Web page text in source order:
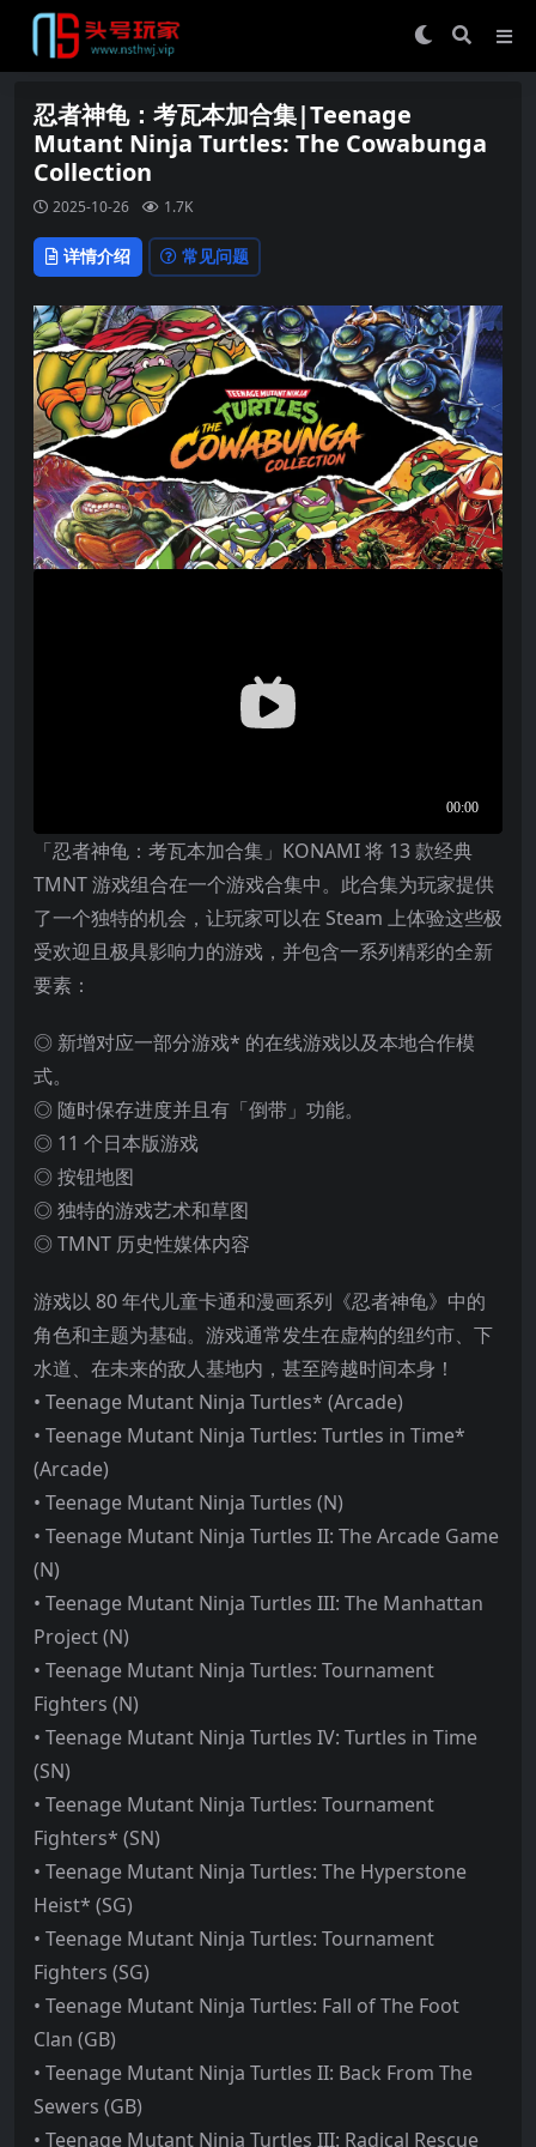
忍者神龟：考瓦本加合集|Teenage
Mutant Ninja Turtles: The Cowabunga
Collection
2025-10-26 1.7K
详情介绍 常见问题
「忍者神龟：考瓦本加合集」KONAMI 将 13 款经典
TMNT 游戏组合在一个游戏合集中。此合集为玩家提供
了一个独特的机会，让玩家可以在 Steam 上体验这些极
受欢迎且极具影响力的游戏，并包含一系列精彩的全新
要素：
◎ 新增对应一部分游戏* 的在线游戏以及本地合作模
式。
◎ 随时保存进度并且有「倒带」功能。
◎ 11 个日本版游戏
◎ 按钮地图
◎ 独特的游戏艺术和草图
◎ TMNT 历史性媒体内容
游戏以 80 年代儿童卡通和漫画系列《忍者神龟》中的
角色和主题为基础。游戏通常发生在虚构的纽约市、下
水道、在未来的敌人基地内，甚至跨越时间本身！
• Teenage Mutant Ninja Turtles* (Arcade)
• Teenage Mutant Ninja Turtles: Turtles in Time*
(Arcade)
• Teenage Mutant Ninja Turtles (N)
• Teenage Mutant Ninja Turtles II: The Arcade Game
(N)
• Teenage Mutant Ninja Turtles III: The Manhattan
Project (N)
• Teenage Mutant Ninja Turtles: Tournament
Fighters (N)
• Teenage Mutant Ninja Turtles IV: Turtles in Time
(SN)
• Teenage Mutant Ninja Turtles: Tournament
Fighters* (SN)
• Teenage Mutant Ninja Turtles: The Hyperstone
Heist* (SG)
• Teenage Mutant Ninja Turtles: Tournament
Fighters (SG)
• Teenage Mutant Ninja Turtles: Fall of The Foot
Clan (GB)
• Teenage Mutant Ninja Turtles II: Back From The
Sewers (GB)
• Teenage Mutant Ninja Turtles III: Radical Rescue